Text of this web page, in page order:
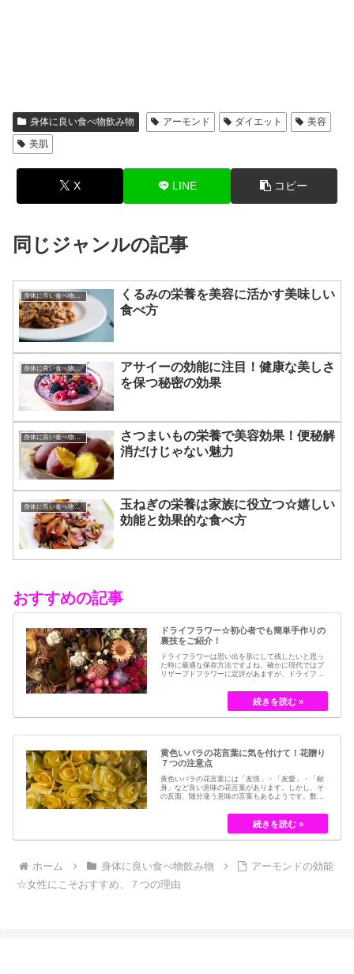
身体に良い食べ物飲み物 アーモンド ダイエット
美容
美肌
X LINE コピー
同じジャンルの記事
身体に良い食べ物飲み物
くるみの栄養を美容に活かす美味しい
食べ方
身体に良い食べ物飲み物
アサイーの効能に注目！健康な美しさ
を保つ秘密の効果
身体に良い食べ物飲み物
さつまいもの栄養で美容効果！便秘解
消だけじゃない魅力
身体に良い食べ物飲み物
玉ねぎの栄養は家族に役立つ☆嬉しい
効能と効果的な食べ方
おすすめの記事
ドライフラワー☆初心者でも簡単手作りの
裏技をご紹介！
ドライフラワーは思い出を形にして残したいと思っ
た時に最適な保存方法ですよね。確かに現代ではブ
リザーブドフラワーに定評があますが、ドライフラ
とつです。結婚式のブーケなどに使われた花など、
今では押し花のサービスが有名ですが、昔はドライ
フラワーでも保存されてきました。30代以降の…
黄色いバラの花言葉に気を付けて！花贈り
７つの注意点
黄色いバラの花言葉には「友情」・「友愛」・「献
身」など良い意味の花言葉があります。しかし、そ
の反面、随分違う意味の言葉もあるようです。数多
ローズである「ハイブリット・ティー」の中には、
黄色のバラというのは、存在していませんでした。
しかし、フランスの園芸家ジョセフ・ペルネ＝デ…
ホーム 身体に良い食べ物飲み物
アーモンドの効能
☆女性にこそおすすめ、７つの理由